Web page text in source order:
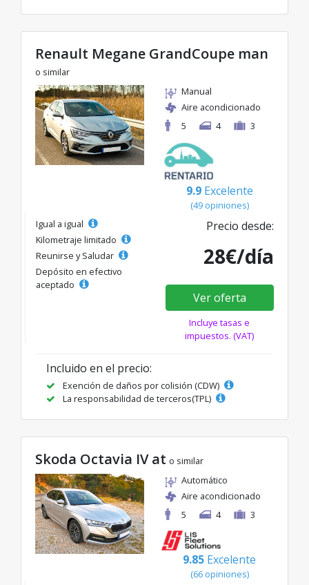
Renault Megane GrandCoupe man
o similar
Manual
Aire acondicionado
5
4 3
9.9 Excelente
(49 opiniones)
Igual a igual
Kilometraje limitado
Reunirse y Saludar
Depósito en efectivo
aceptado
Precio desde:
28€/día
Ver oferta
Incluye tasas e
impuestos. (VAT)
Incluido en el precio:
Exención de daños por colisión (CDW)
La responsabilidad de terceros(TPL)
Skoda Octavia IV at o similar
Automático
Aire acondicionado
5
4 3
9.85 Excelente
(66 opiniones)